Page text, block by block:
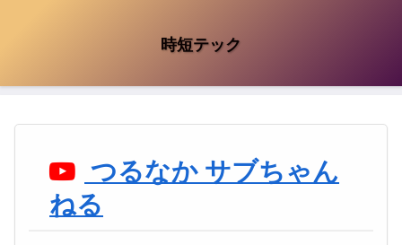
時短テック
つるなか サブちゃん
ねる